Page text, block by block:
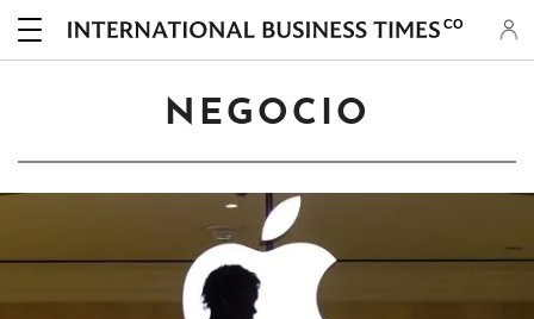
CO
NEGOCIO